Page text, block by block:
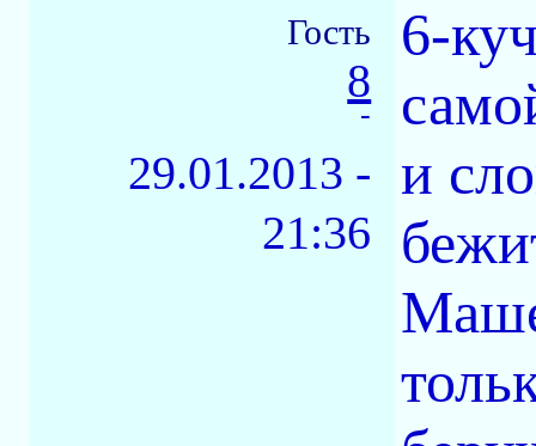
Гость
8
-
29.01.2013 -
21:36
6-
и